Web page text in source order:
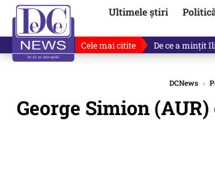
Ultimele știri
Cele mai citite De ce a mințit
DCNews ›
George Simion